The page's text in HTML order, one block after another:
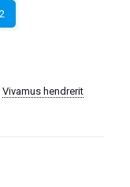
2
Vivamus hendrerit